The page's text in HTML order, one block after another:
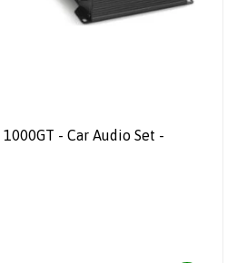
- Car Audio Set -